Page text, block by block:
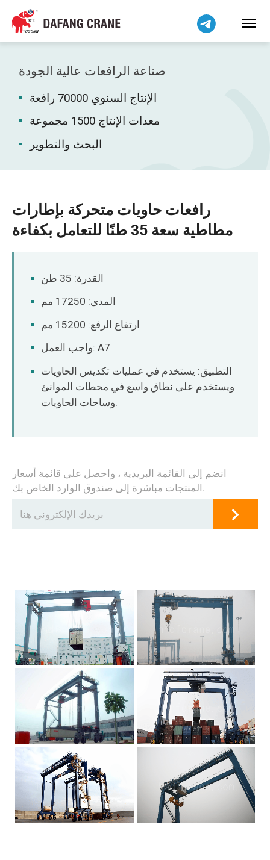
صناعة الرافعات عالية الجودة
الإنتاج السنوي 70000 رافعة
معدات الإنتاج 1500 مجموعة
البحث والتطوير
رافعات حاويات متحركة بإطارات
مطاطية سعة 35 طنًا للتعامل بكفاءة
القدرة: 35 طن
المدى: 17250 مم
ارتفاع الرفع: 15200 مم
واجب العمل: A7
التطبيق: يستخدم في عمليات تكديس الحاويات
ويستخدم على نطاق واسع في محطات الموانئ
وساحات الحاويات.
انضم إلى القائمة البريدية ، واحصل على قائمة أسعار
المنتجات مباشرة إلى صندوق الوارد الخاص بك.
Bahasa Indonesia
Bahasa Melayu
Tiếng Việt
简体中文
فارسی
Pilipino
اردو
Беларуская мова
Kiswahili
Dansk
Norsk
O‘zbekcha